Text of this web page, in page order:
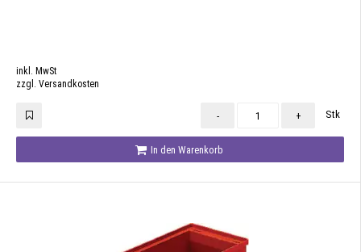
inkl. MwSt
zzgl. Versandkosten
- + Stk
In den Warenkorb